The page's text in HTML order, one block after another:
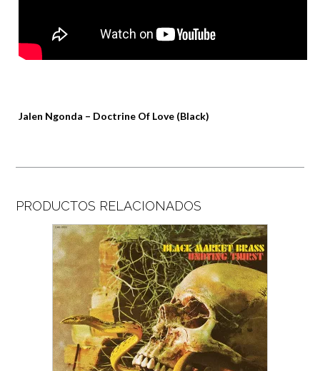
Jalen Ngonda – Doctrine Of Love (Black)
PRODUCTOS RELACIONADOS